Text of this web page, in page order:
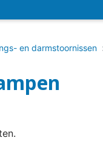
en darmstoornissen